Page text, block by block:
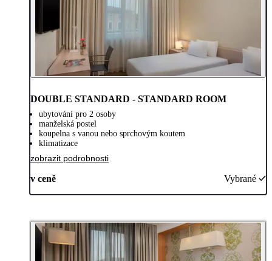
DOUBLE STANDARD - STANDARD ROOM
ubytování pro 2 osoby
manželská postel
koupelna s vanou nebo sprchovým koutem
klimatizace
zobrazit podrobnosti
v ceně Vybrané